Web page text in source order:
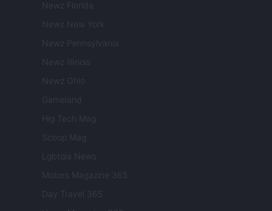
Newz Florida
Newz New York
Newz Pennsylvania
Newz Illinois
Newz Ohio
Gameland
Hig Tech Mag
Scoop Mag
Lgbtqia News
Motors Magazine 365
Day Travel 365